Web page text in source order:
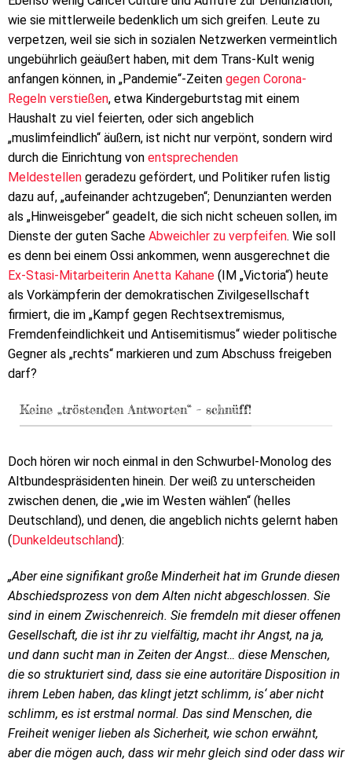
wie sie mittlerweile bedenklich um sich greifen. Leute zu
verpetzen, weil sie sich in sozialen Netzwerken vermeintlich
ungebührlich geäußert haben, mit dem Trans-Kult wenig
anfangen können, in „Pandemie“-Zeiten gegen Corona-
Regeln verstießen, etwa Kindergeburtstag mit einem
Haushalt zu viel feierten, oder sich angeblich
„muslimfeindlich“ äußern, ist nicht nur verpönt, sondern wird
durch die Einrichtung von entsprechenden
Meldestellen geradezu gefördert, und Politiker rufen listig
dazu auf, „aufeinander achtzugeben“; Denunzianten werden
als „Hinweisgeber“ geadelt, die sich nicht scheuen sollen, im
Dienste der guten Sache Abweichler zu verpfeifen. Wie soll
es denn bei einem Ossi ankommen, wenn ausgerechnet die
Ex-Stasi-Mitarbeiterin Anetta Kahane (IM „Victoria“) heute
als Vorkämpferin der demokratischen Zivilgesellschaft
firmiert, die im „Kampf gegen Rechtsextremismus,
Fremdenfeindlichkeit und Antisemitismus“ wieder politische
Gegner als „rechts“ markieren und zum Abschuss freigeben
darf?
Keine „tröstenden Antworten“ – schnüff!
Doch hören wir noch einmal in den Schwurbel-Monolog des
Altbundespräsidenten hinein. Der weiß zu unterscheiden
zwischen denen, die „wie im Westen wählen“ (helles
Deutschland), und denen, die angeblich nichts gelernt haben
( Dunkeldeutschland):
„Aber eine signifikant große Minderheit hat im Grunde diesen
Abschiedsprozess von dem Alten nicht abgeschlossen. Sie
sind in einem Zwischenreich. Sie fremdeln mit dieser offenen
Gesellschaft, die ist ihr zu vielfältig, macht ihr Angst, na ja,
und dann sucht man in Zeiten der Angst… diese Menschen,
die so strukturiert sind, dass sie eine autoritäre Disposition in
ihrem Leben haben, das klingt jetzt schlimm, is‘ aber nicht
schlimm, es ist erstmal normal. Das sind Menschen, die
Freiheit weniger lieben als Sicherheit, wie schon erwähnt,
aber die mögen auch, dass wir mehr gleich sind oder dass wir